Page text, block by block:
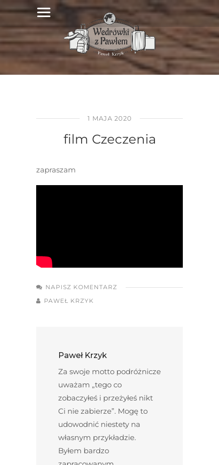
1 MAJA 2020
film Czeczenia
zapraszam
NAPISZ KOMENTARZ
PAWEŁ KRZYK
Paweł Krzyk
Za swoje motto podróżnicze
uważam „tego co
zobaczyłeś i przeżyłeś nikt
Ci nie zabierze”. Mogę to
udowodnić niestety na
własnym przykładzie.
Byłem bardzo